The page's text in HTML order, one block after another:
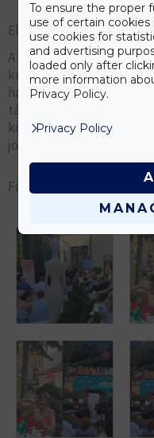
Elkötelezettség a
A Caola továbbra is
kultúrát és
hanem határainkon túl is.
támogatójaként a Caola
közösségek összefogása
jövő építésében.
Fotók: Magyarország
To ensure the proper
use of certain cookies
use cookies for
and advertising
loaded only after
more information
Privacy Policy.
Privacy Policy